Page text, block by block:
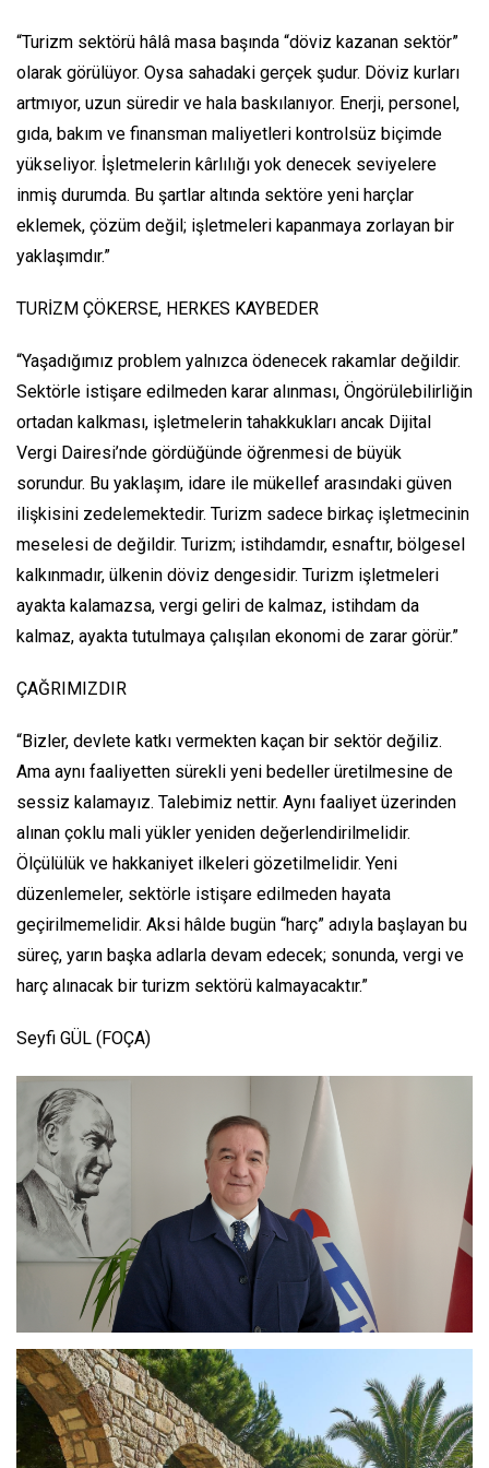
“Turizm sektörü hâlâ masa başında “döviz kazanan sektör”
olarak görülüyor. Oysa sahadaki gerçek şudur. Döviz kurları
artmıyor, uzun süredir ve hala baskılanıyor. Enerji, personel,
gıda, bakım ve finansman maliyetleri kontrolsüz biçimde
yükseliyor. İşletmelerin kârlılığı yok denecek seviyelere
inmiş durumda. Bu şartlar altında sektöre yeni harçlar
eklemek, çözüm değil; işletmeleri kapanmaya zorlayan bir
yaklaşımdır.”
TURİZM ÇÖKERSE, HERKES KAYBEDER
“Yaşadığımız problem yalnızca ödenecek rakamlar değildir.
Sektörle istişare edilmeden karar alınması, Öngörülebilirliğin
ortadan kalkması, işletmelerin tahakkukları ancak Dijital
Vergi Dairesi’nde gördüğünde öğrenmesi de büyük
sorundur. Bu yaklaşım, idare ile mükellef arasındaki güven
ilişkisini zedelemektedir. Turizm sadece birkaç işletmecinin
meselesi de değildir. Turizm; istihdamdır, esnaftır, bölgesel
kalkınmadır, ülkenin döviz dengesidir. Turizm işletmeleri
ayakta kalamazsa, vergi geliri de kalmaz, istihdam da
kalmaz, ayakta tutulmaya çalışılan ekonomi de zarar görür.”
ÇAĞRIMIZDIR
“Bizler, devlete katkı vermekten kaçan bir sektör değiliz.
Ama aynı faaliyetten sürekli yeni bedeller üretilmesine de
sessiz kalamayız. Talebimiz nettir. Aynı faaliyet üzerinden
alınan çoklu mali yükler yeniden değerlendirilmelidir.
Ölçülülük ve hakkaniyet ilkeleri gözetilmelidir. Yeni
düzenlemeler, sektörle istişare edilmeden hayata
geçirilmemelidir. Aksi hâlde bugün “harç” adıyla başlayan bu
süreç, yarın başka adlarla devam edecek; sonunda, vergi ve
harç alınacak bir turizm sektörü kalmayacaktır.”
Seyfi GÜL (FOÇA)